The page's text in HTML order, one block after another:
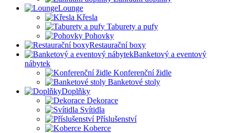
Lounge
Křesla
Taburety a pufy
Pohovky
Restaurační boxy
Banketový a eventový
nábytek
Konferenční židle
Banketové stoly
Doplňky
Dekorace
Svítidla
Příslušenství
Koberce